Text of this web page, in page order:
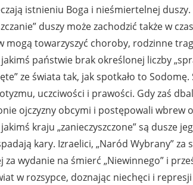
istnieniu Boga i nieśmiertelnej duszy.
duszy może zachodzić także w
mogą towarzyszyć choroby, rodzinne
państwie brak określonej liczby
ze świata tak, jak spotkało to
uczciwości i prawości. Gdy zaś
ojczyzny obcymi i postępowali wbrew
kraju „zanieczyszczone” są dusze
kary. Izraelici, „Naród Wybrany”
za wydanie na śmierć „Niewinnego” i
w rozsypce, doznając niechęci i